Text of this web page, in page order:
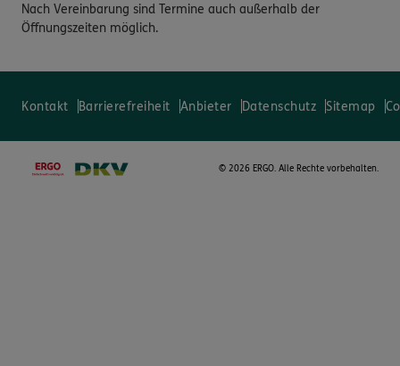
Nach Vereinbarung sind Termine auch außerhalb der
Öffnungszeiten möglich.
Kontakt Barrierefreiheit Anbieter Datenschutz Sitemap
© 2026 ERGO. Alle Rechte vorbehalten.